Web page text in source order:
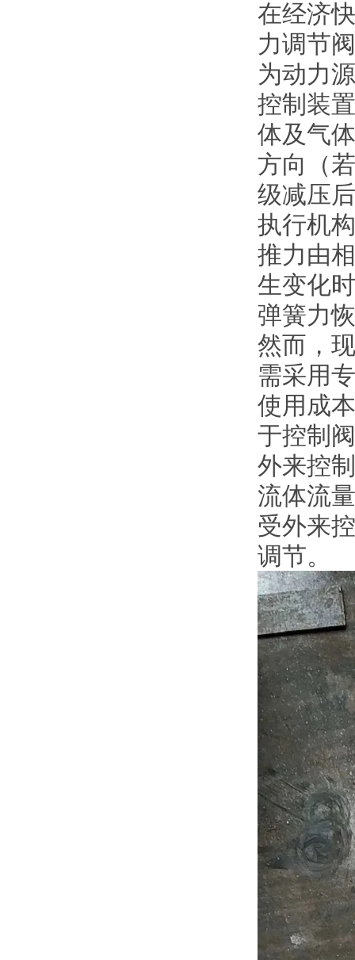
在经济
力调节
为动力
控制装
体及气
方向（
级减压
执行机
推力由
生变化
弹簧力
然而，
需采用
使用成
于控制
外来控
流体流
受外来
调节。